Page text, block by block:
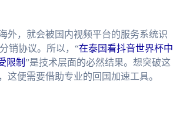
外，就会被国内视频平台的服务系统识
销协议。所以，“在泰国看抖音世界杯中
限制 ”是技术层面的必然结果。想突破这
这便需要借助专业的回国加速工具。